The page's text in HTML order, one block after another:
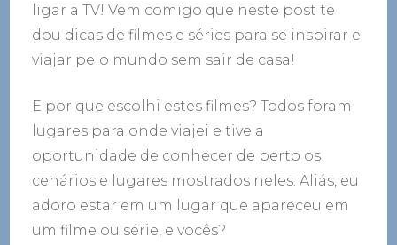
ligar a TV! Vem comigo que neste post te
dou dicas de filmes e séries para se inspirar e
viajar pelo mundo sem sair de casa!
E por que escolhi estes filmes? Todos foram
lugares para onde viajei e tive a
oportunidade de conhecer de perto os
cenários e lugares mostrados neles. Aliás, eu
adoro estar em um lugar que apareceu em
um filme ou série, e vocês?